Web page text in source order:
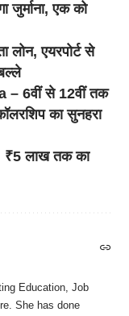
जुर्माना, एक को
एयरपोर्ट से
6वीं से 12वीं तक
का सुनहरा
लाख तक का
Education, Job
She has done